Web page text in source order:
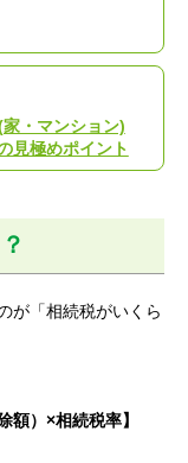
・マンション)
見極めポイント
が「相続税がいくら
額）×相続税率】